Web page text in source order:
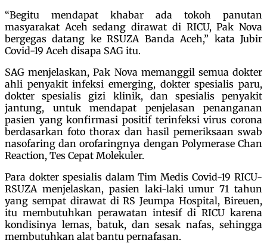
“Begitu mendapat khabar ada tokoh panutan
masyarakat Aceh sedang dirawat di RICU, Pak Nova
bergegas datang ke RSUZA Banda Aceh,” kata Jubir
Covid-19 Aceh disapa SAG itu.
SAG menjelaskan, Pak Nova memanggil semua dokter
ahli penyakit infeksi emerging, dokter spesialis paru,
dokter spesialis gizi klinik, dan spesialis penyakit
jantung, untuk mendapat penjelasan penanganan
pasien yang konfirmasi positif terinfeksi virus corona
berdasarkan foto thorax dan hasil pemeriksaan swab
nasofaring dan orofaringnya dengan Polymerase Chan
Reaction, Tes Cepat Molekuler.
Para dokter spesialis dalam Tim Medis Covid-19 RICU-
RSUZA menjelaskan, pasien laki-laki umur 71 tahun
yang sempat dirawat di RS Jeumpa Hospital, Bireuen,
itu membutuhkan perawatan intesif di RICU karena
kondisinya lemas, batuk, dan sesak nafas, sehingga
membutuhkan alat bantu pernafasan.